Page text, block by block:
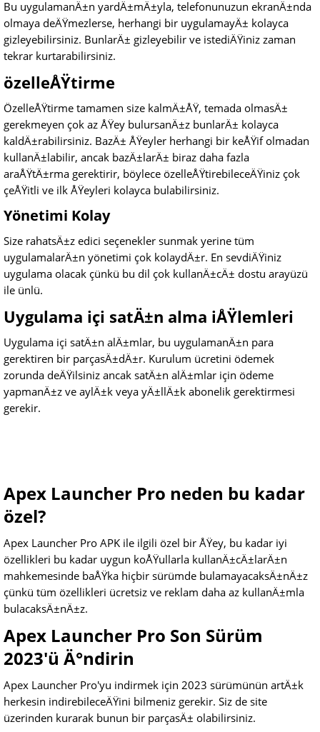
Bu uygulamanÄ±n yardÄ±mÄ±yla, telefonunuzun ekranÄ±nda
olmaya deÄŸmezlerse, herhangi bir uygulamayÄ± kolayca
gizleyebilirsiniz. BunlarÄ± gizleyebilir ve istediÄŸiniz zaman
tekrar kurtarabilirsiniz.
özelleÅŸtirme
ÖzelleÅŸtirme tamamen size kalmÄ±ÅŸ, temada olmasÄ±
gerekmeyen çok az ÅŸey bulursanÄ±z bunlarÄ± kolayca
kaldÄ±rabilirsiniz. BazÄ± ÅŸeyler herhangi bir keÅŸif olmadan
kullanÄ±labilir, ancak bazÄ±larÄ± biraz daha fazla
araÅŸtÄ±rma gerektirir, böylece özelleÅŸtirebileceÄŸiniz çok
çeÅŸitli ve ilk ÅŸeyleri kolayca bulabilirsiniz.
Yönetimi Kolay
Size rahatsÄ±z edici seçenekler sunmak yerine tüm
uygulamalarÄ±n yönetimi çok kolaydÄ±r. En sevdiÄŸiniz
uygulama olacak çünkü bu dil çok kullanÄ±cÄ± dostu arayüzü
ile ünlü.
Uygulama içi satÄ±n alma iÅŸlemleri
Uygulama içi satÄ±n alÄ±mlar, bu uygulamanÄ±n para
gerektiren bir parçasÄ±dÄ±r. Kurulum ücretini ödemek
zorunda deÄŸilsiniz ancak satÄ±n alÄ±mlar için ödeme
yapmanÄ±z ve aylÄ±k veya yÄ±llÄ±k abonelik gerektirmesi
gerekir.
Apex Launcher Pro neden bu kadar
özel?
Apex Launcher Pro APK ile ilgili özel bir ÅŸey, bu kadar iyi
özellikleri bu kadar uygun koÅŸullarla kullanÄ±cÄ±larÄ±n
mahkemesinde baÅŸka hiçbir sürümde bulamayacaksÄ±nÄ±z
çünkü tüm özellikleri ücretsiz ve reklam daha az kullanÄ±mla
bulacaksÄ±nÄ±z.
Apex Launcher Pro Son Sürüm
2023'ü Ä°ndirin
Apex Launcher Pro'yu indirmek için 2023 sürümünün artÄ±k
herkesin indirebileceÄŸini bilmeniz gerekir. Siz de site
üzerinden kurarak bunun bir parçasÄ± olabilirsiniz.